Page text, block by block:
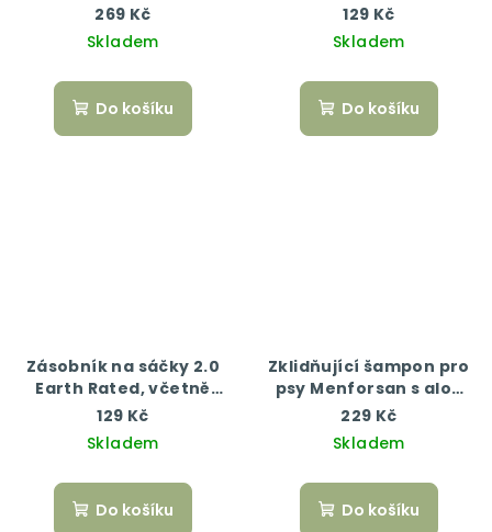
Menforsan 300 ml
269 Kč
Skladem
Do košíku
role neparfemovaných
sáčků
129 Kč
Skladem
Do košíku
Zásobník na sáčky 2.0
Earth Rated, včetně
role parfemovaných
sáčků
129 Kč
Skladem
Do košíku
Zklidňující šampon pro
psy Menforsan s aloe
vera 300 ml
229 Kč
Skladem
Do košíku